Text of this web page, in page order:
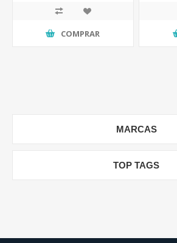
COMPRAR
MARCAS
TOP TAGS